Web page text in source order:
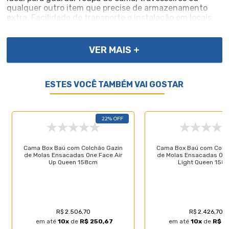
qualquer outro item que precise de armazenamento
extra. Facilidade de transporte e instalação em locais
elevadores pequenos. Essa característica torna a base
bipartida ideal para apartamentos e casas com espaço
de circulação restrito.
Importante, as cores podem variar conforme a tela; Não
oferecemos montagem; recomendamos profissionais
elevadores e passagens. Não transportamos por meios
especiais. Por se tratar de um produto de uso íntimo e
pessoal, só aceitaremos devoluções por arrependimento
apenas se a embalagem do produto não for violada.
Características do Produto
VER MAIS +
ESTES VOCÊ TAMBÉM VAI GOSTAR
22% OFF
Cama Box Baú com Colchão Gazin
de Molas Ensacadas One Face Air
Up Queen 158cm
R$ 2.506,70
em até 10xde R$ 250,67
Cama Box Baú com
de Molas Ensacadas
Light Queen
R$ 2.426,70
em até 10xde R$